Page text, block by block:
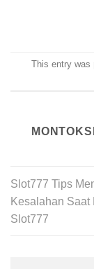
This entry was
Slot777 Tips
Kesalahan Saat
Slot777